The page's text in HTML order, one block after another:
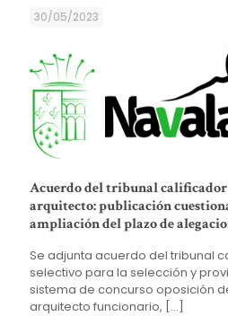
30/05/2023
Acuerdo del tribunal calificador
arquitecto: publicación
ampliación del plazo de
Se adjunta acuerdo del tribunal
selectivo para la selección y
sistema de concurso oposición
arquitecto funcionario, […]